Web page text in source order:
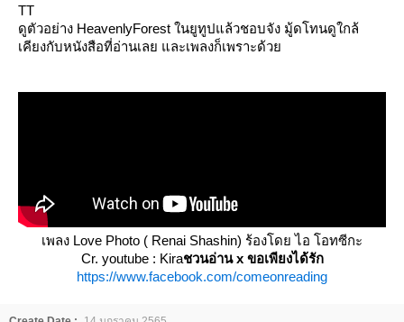
TT
ดูตัวอย่าง HeavenlyForest ในยูทูปแล้วชอบจัง มู้ดโทนดูใกล้
เคียงกับหนังสือที่อ่านเลย และเพลงก็เพราะด้ว
เพลง Love Photo ( Renai Shashin) ร้องโดย ไอ โอทซีกะ
Cr. youtube : Kiraชวนอ่าน x ขอเพียงได้รัก
https://www.facebook.com/comeonreading